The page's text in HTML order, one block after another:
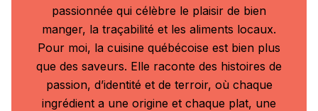
passionnée qui célèbre le plaisir de bien
manger, la traçabilité et les aliments locaux.
Pour moi, la cuisine québécoise est bien plus
que des saveurs. Elle raconte des histoires de
passion, d’identité et de terroir, où chaque
ingrédient a une origine et chaque plat, une